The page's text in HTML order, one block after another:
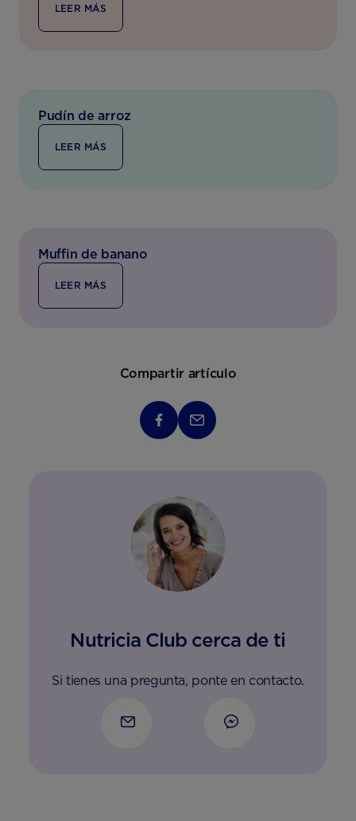
LEER MÁS
Pudín de arroz
LEER MÁS
Muffin de banano
LEER MÁS
Compartir artículo
Nutricia Club cerca de ti
Si tienes una pregunta, ponte en contacto.